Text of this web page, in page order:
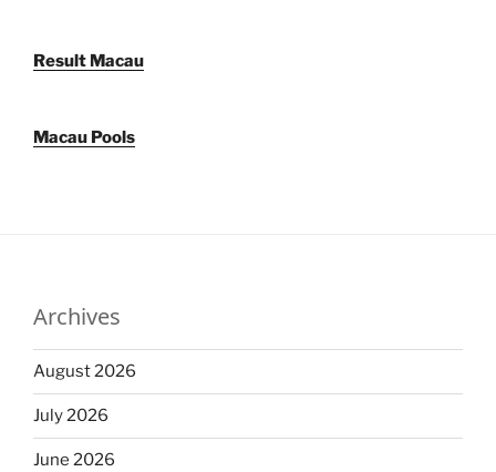
Result Macau
Macau Pools
Archives
August 2026
July 2026
June 2026